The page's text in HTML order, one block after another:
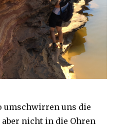
umschwirren uns die
nicht in die Ohren